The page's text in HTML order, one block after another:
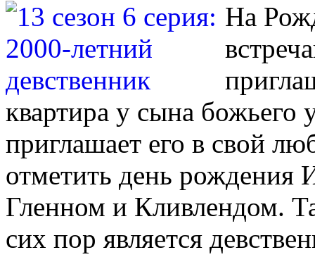
На
квартира у сына божьего
приглашает его в свой
отметить день рождения
Гленном и Кливлендом.
сих пор является